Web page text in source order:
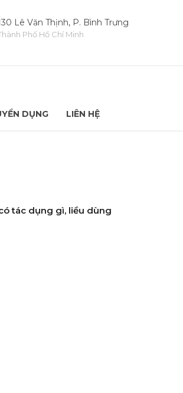
Lê Văn Thịnh, P. Bình Trưng
Phố Hồ Chí Minh
DỤNG LIÊN HỆ
tác dụng gì, liều dùng